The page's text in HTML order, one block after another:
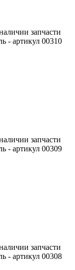
запчасти
- артикул 00310
запчасти
- артикул 00309
запчасти
- артикул 00308